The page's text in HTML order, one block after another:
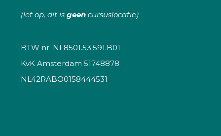
(let op, dit is geen cursuslocatie)
BTW nr: NL8501.53.591.B01
KvK Amsterdam 51748878
NL42RABO0158444531